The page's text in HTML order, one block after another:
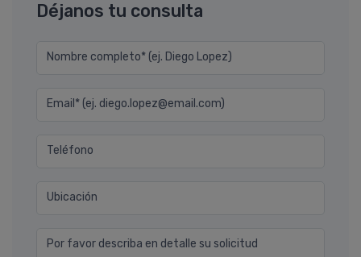
Déjanos tu consulta
Nombre completo* (ej. Diego Lopez)
Email* (ej. diego.lopez@email.com)
Teléfono
Ubicación
Por favor describa en detalle su solicitud